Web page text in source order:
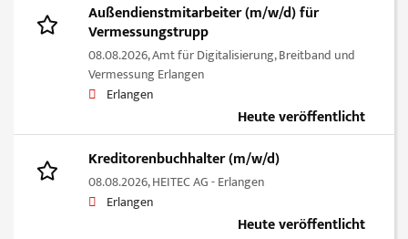
Außendienstmitarbeiter (m/w/d) für
Vermessungstrupp
08.08.2026,Amt für Digitalisierung, Breitband und
Vermessung Erlangen
Erlangen
Heute veröffentlicht
Kreditorenbuchhalter (m/w/d)
08.08.2026,HEITEC AG - Erlangen
Erlangen
Heute veröffentlicht